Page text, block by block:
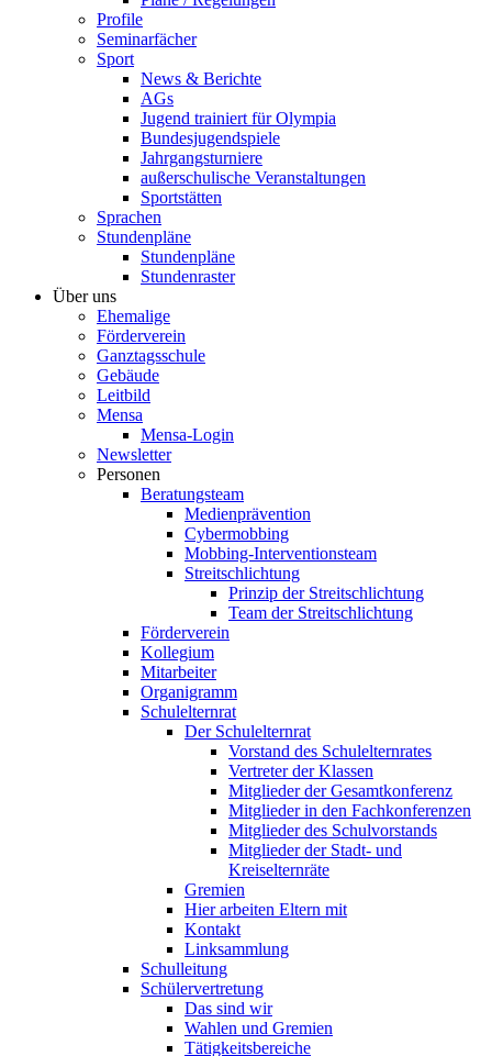
Profile
Seminarfächer
Sport
News & Berichte
AGs
Jugend trainiert für Olympia
Bundesjugendspiele
Jahrgangsturniere
außerschulische Veranstaltungen
Sportstätten
Sprachen
Stundenpläne
Stundenpläne
Stundenraster
Über uns
Ehemalige
Förderverein
Ganztagsschule
Gebäude
Leitbild
Mensa
Mensa-Login
Newsletter
Personen
Beratungsteam
Medienprävention
Cybermobbing
Mobbing-Interventionsteam
Streitschlichtung
Prinzip der Streitschlichtung
Team der Streitschlichtung
Förderverein
Kollegium
Mitarbeiter
Organigramm
Schulelternrat
Der Schulelternrat
Vorstand des Schulelternrates
Vertreter der Klassen
Mitglieder der Gesamtkonferenz
Mitglieder in den Fachkonferenzen
Mitglieder des Schulvorstands
Mitglieder der Stadt- und
Kreiselternräte
Gremien
Hier arbeiten Eltern mit
Kontakt
Linksammlung
Schulleitung
Schülervertretung
Das sind wir
Wahlen und Gremien
Tätigkeitsbereiche